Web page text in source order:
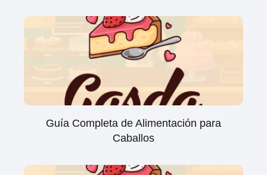
Guía Completa de Alimentación para
Caballos